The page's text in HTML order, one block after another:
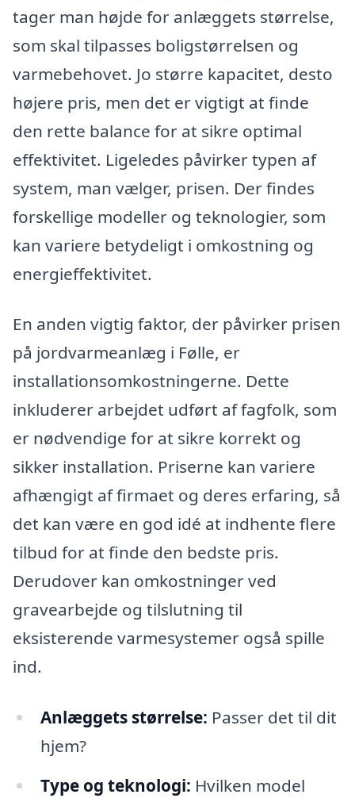
tager man højde for anlæggets størrelse,
som skal tilpasses boligstørrelsen og
varmebehovet. Jo større kapacitet, desto
højere pris, men det er vigtigt at finde
den rette balance for at sikre optimal
effektivitet. Ligeledes påvirker typen af
system, man vælger, prisen. Der findes
forskellige modeller og teknologier, som
kan variere betydeligt i omkostning og
energieffektivitet.
En anden vigtig faktor, der påvirker prisen
på jordvarmeanlæg i Følle, er
installationsomkostningerne. Dette
inkluderer arbejdet udført af fagfolk, som
er nødvendige for at sikre korrekt og
sikker installation. Priserne kan variere
afhængigt af firmaet og deres erfaring, så
det kan være en god idé at indhente flere
tilbud for at finde den bedste pris.
Derudover kan omkostninger ved
gravearbejde og tilslutning til
eksisterende varmesystemer også spille
ind.
Anlæggets størrelse: Passer det til dit
hjem?
Type og teknologi: Hvilken model